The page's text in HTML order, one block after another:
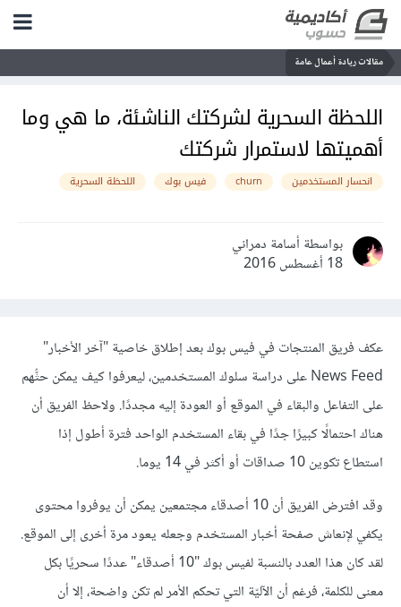
مقالات ريادة أعمال عامة
اللحظة السحرية لشركتك الناشئة، ما هي وما
أهميتها لاستمرار شركتك
انحسار المستخدمين churn فيس بوك اللحظة السحرية
بواسطة أسامة دمراني
18 أغسطس 2016
عكف فريق المنتجات في فيس بوك بعد إطلاق خاصية "آخر الأخبار"
News Feed على دراسة سلوك المستخدمين، ليعرفوا كيف يمكن حثُّهم
على التفاعل والبقاء في الموقع أو العودة إليه مجددًا. ولاحظ الفريق أن
هناك احتمالًا كبيرًا جدًا في بقاء المستخدم الواحد فترة أطول إذا
استطاع تكوين 10 صداقات أو أكثر في 14 يوما.
وقد افترض الفريق أن 10 أصدقاء مجتمعين يمكن أن يوفروا محتوى
يكفي لإنعاش صفحة أخبار المستخدم وجعله يعود مرة أخرى إلى الموقع.
لقد كان هذا العدد بالنسبة لفيس بوك "10 أصدقاء" عددًا سحريًا بكل
معنى للكلمة، فرغم أن الآليّة التي تحكم الأمر لم تكن واضحة، إﻻ أن